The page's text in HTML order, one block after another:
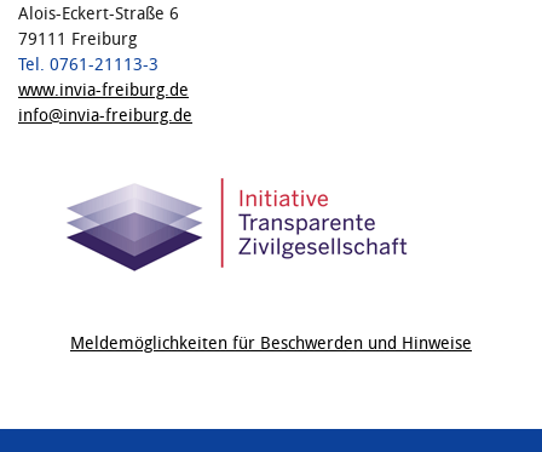
Alois-Eckert-Straße 6
79111 Freiburg
Tel. 0761-21113-3
www.invia-freiburg.de
info@invia-freiburg.de
Meldemöglichkeiten für Beschwerden und Hinweise